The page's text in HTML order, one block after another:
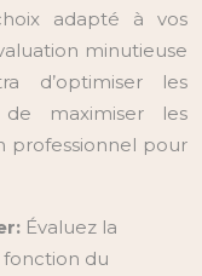
adapté à vos
minutieuse
d’optimiser les
maximiser les
professionnel pour
Évaluez la
du